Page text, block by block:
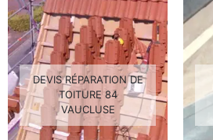
DEVIS RÉPARATION DE
TOITURE 84
VAUCLUSE